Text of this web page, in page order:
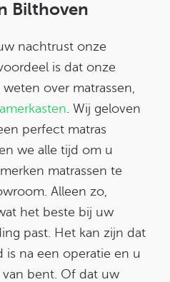
Bilthoven
nachtrust onze
is dat onze
over matrassen,
. Wij geloven
perfect matras
we alle tijd om u
matrassen te
Alleen zo,
het beste bij uw
past. Het kan zijn dat
is na een operatie en u
bent. Of dat uw